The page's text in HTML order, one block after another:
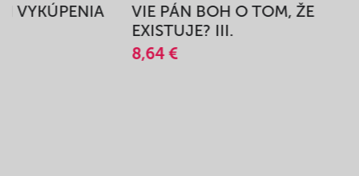
VYKÚPENIA
VIE PÁN BOH O TOM, ŽE
EXISTUJE? III.
8,64 €